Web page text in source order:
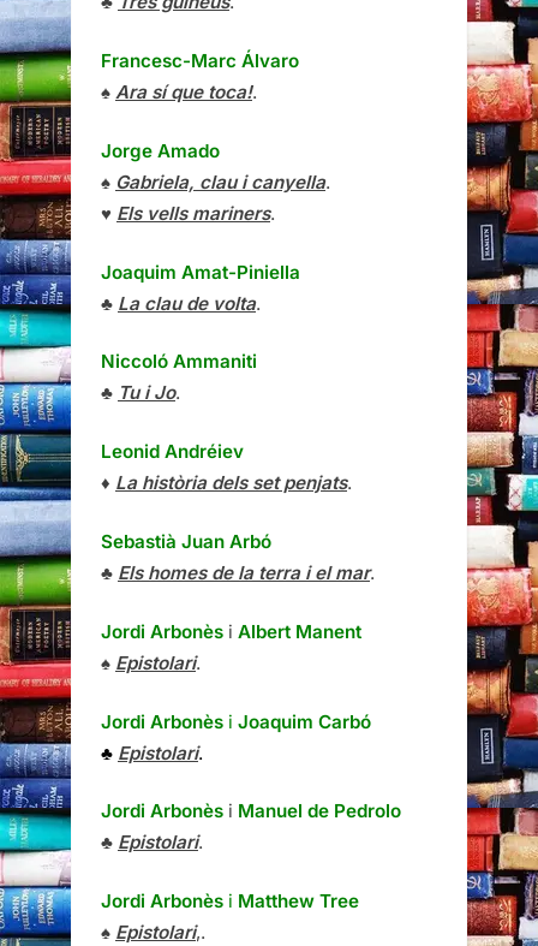
Francesc-Marc Álvaro
♠ Ara sí que toca!.
Jorge Amado
♠ Gabriela, clau i canyella.
♥ Els vells mariners.
Joaquim Amat-Piniella
♣ La clau de volta.
Niccoló Ammaniti
♣ Tu i Jo.
Leonid Andréiev
♦ La història dels set penjats.
Sebastià Juan Arbó
♣ Els homes de la terra i el mar.
Jordi Arbonès i Albert Manent
♠ Epistolari.
Jordi Arbonès i Joaquim Carbó
♣ Epistolari.
Jordi Arbonès i Manuel de Pedrolo
♣ Epistolari.
Jordi Arbonès i Matthew Tree
♠ Epistolari,.